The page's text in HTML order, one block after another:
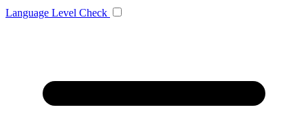
Language Level Check